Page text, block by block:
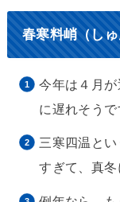
春寒料峭（し
今年は４月が
に遅れそうで
三寒四温と
すぎて、真冬